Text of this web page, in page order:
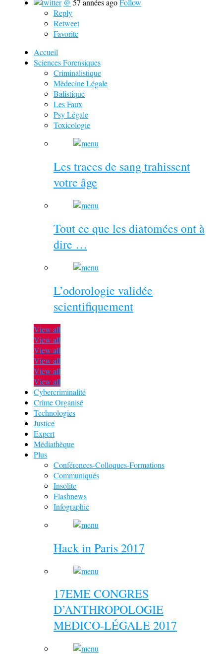
@ 57 années agoFollow
Reply
Retweet
Favorite
Accueil
Sciences Forensiques
Criminalistique
Médecine Légale
Balistique
Les Faux
Psy Légale
Toxicologie
Les traces de sang trahissent
votre âge
Tout ce que les diatomées ont à
dire …
L’odorologie validée
scientifiquement
View all
View all
View all
View all
View all
View all
Cybercriminalité
Crime Organisé
Technologies
Justice
Expert
Médiathèque
Plus
Conférences-Colloques-Formations
Communiqués
Insolite
Flashnews
Infographie
Hack in Paris 2017
17EME CONGRES
D’ANTHROPOLOGIE
MEDICO-LÉGALE 2017